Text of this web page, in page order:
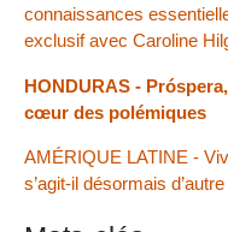
connaissances
exclusif avec Caroline
HONDURAS -
cœur des polémiques
AMÉRIQUE LATINE -
s’agit-il désormais